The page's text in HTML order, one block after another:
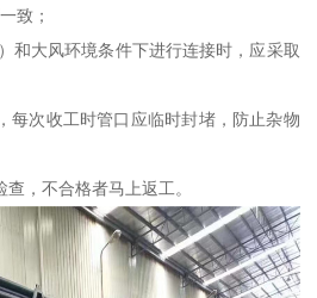
致；
和大风环境条件下进行连接时，应采取
每次收工时管口应临时封堵，防止杂物
，不合格者马上返工。